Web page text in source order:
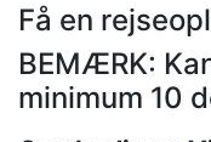
Få en
BEMÆRK:
minimum 10